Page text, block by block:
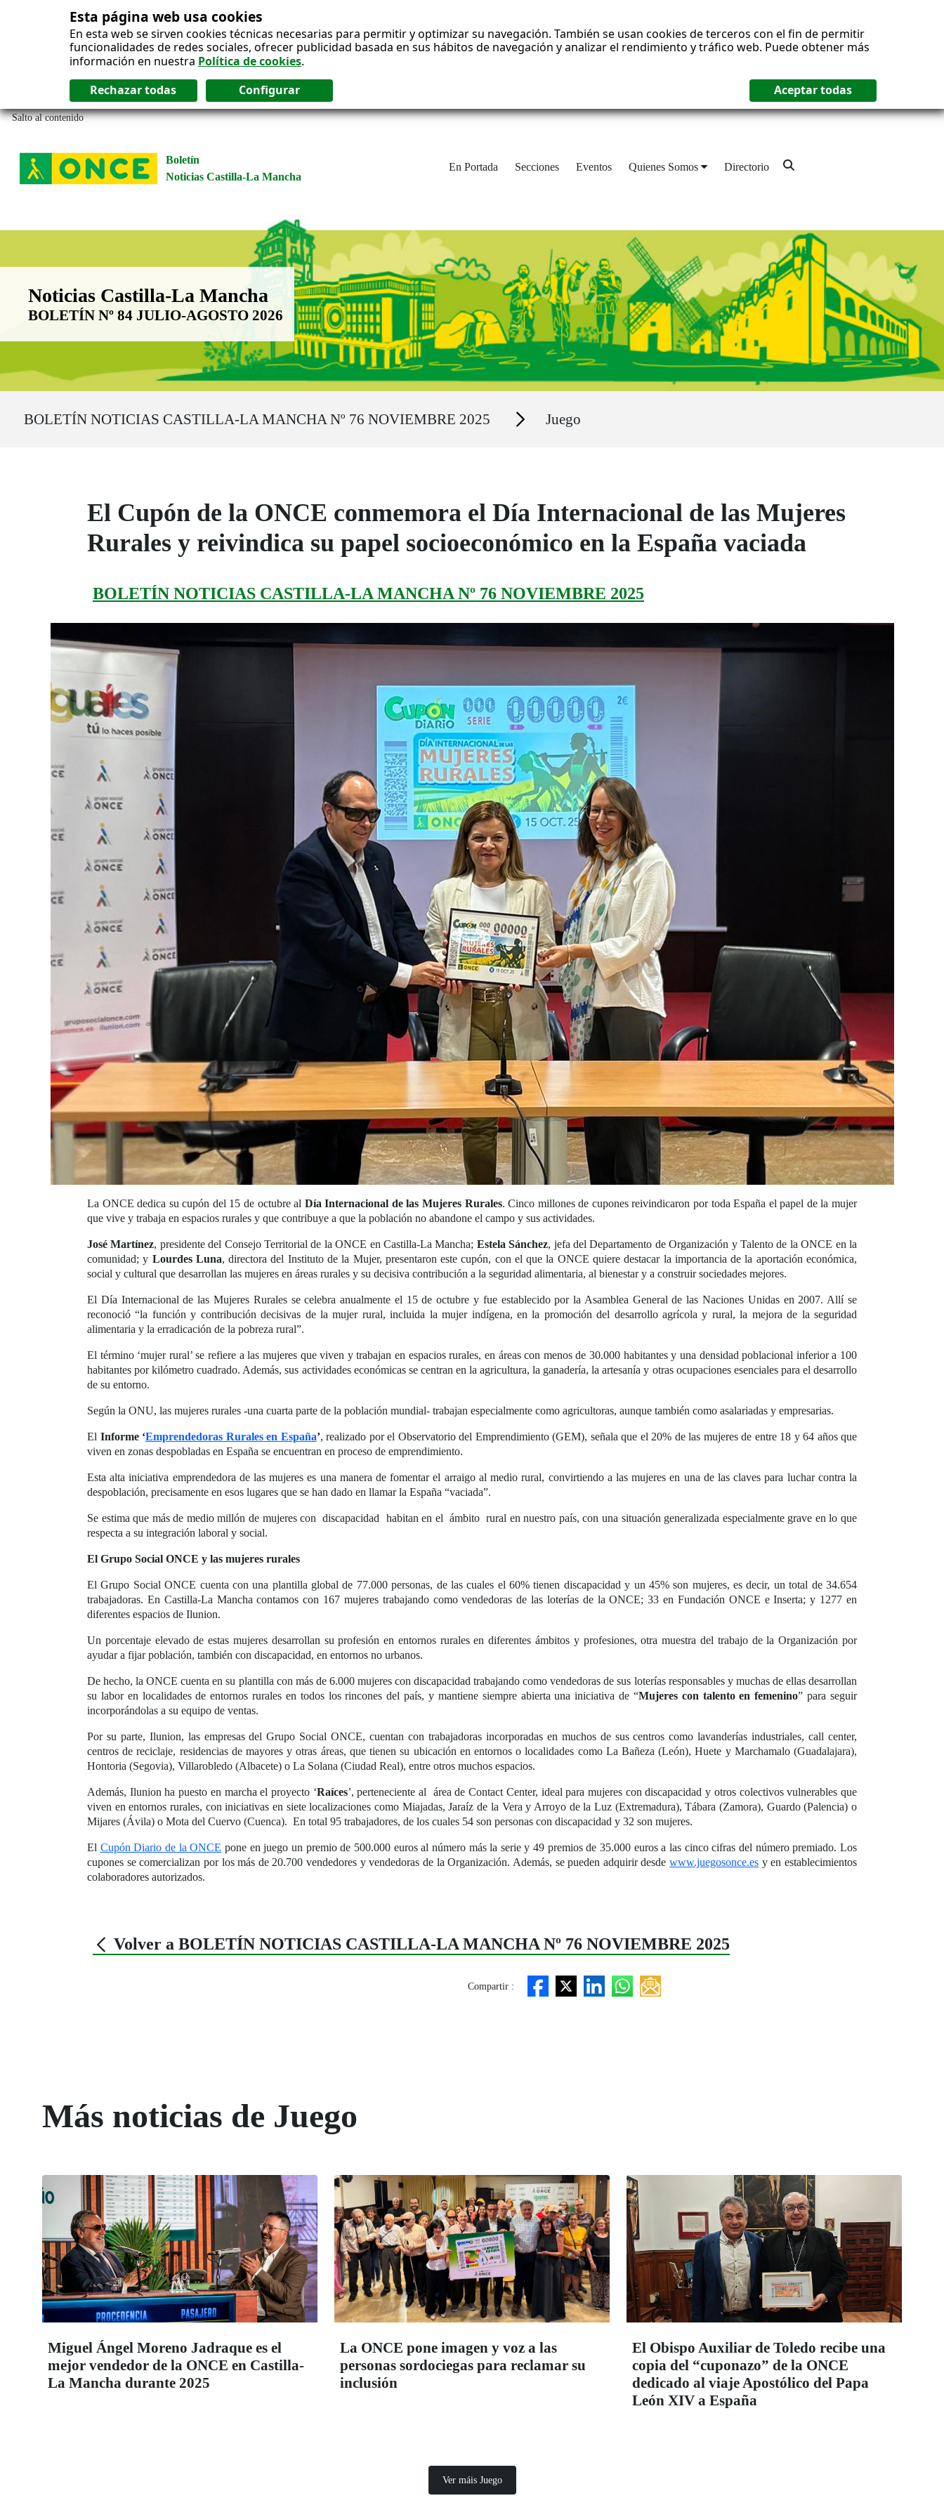
Esta página web usa cookies
En esta web se sirven cookies técnicas necesarias para permitir y optimizar su navegación. También se usan cookies de terceros con el fin de permitir
funcionalidades de redes sociales, ofrecer publicidad basada en sus hábitos de navegación y analizar el rendimiento y tráfico web. Puede obtener más
información en nuestra Política de cookies.
Salto al contenido
Boletín
Noticias Castilla-La Mancha
En Portada Secciones Eventos Quienes Somos Directorio
Boletín Noticias Castilla-La Mancha
Noticias Castilla-La Mancha
BOLETÍN Nº 84 JULIO-AGOSTO 2026
BOLETÍN NOTICIAS CASTILLA-LA MANCHA Nº 76 NOVIEMBRE 2025 Secciones Juego
El Cupón de la ONCE conmemora el Día Internacional de las Mujeres
Rurales y reivindica su papel socioeconómico en la España vaciada
BOLETÍN NOTICIAS CASTILLA-LA MANCHA Nº 76 NOVIEMBRE 2025
La ONCE dedica su cupón del 15 de octubre al Día Internacional de las Mujeres Rurales. Cinco millones de cupones reivindicaron por toda España el papel de la mujer
que vive y trabaja en espacios rurales y que contribuye a que la población no abandone el campo y sus actividades.
José Martínez, presidente del Consejo Territorial de la ONCE en Castilla-La Mancha; Estela Sánchez, jefa del Departamento de Organización y Talento de la ONCE en la
comunidad; y Lourdes Luna, directora del Instituto de la Mujer, presentaron este cupón, con el que la ONCE quiere destacar la importancia de la aportación económica,
social y cultural que desarrollan las mujeres en áreas rurales y su decisiva contribución a la seguridad alimentaria, al bienestar y a construir sociedades mejores.
El Día Internacional de las Mujeres Rurales se celebra anualmente el 15 de octubre y fue establecido por la Asamblea General de las Naciones Unidas en 2007. Allí se
reconoció “la función y contribución decisivas de la mujer rural, incluida la mujer indígena, en la promoción del desarrollo agrícola y rural, la mejora de la seguridad
alimentaria y la erradicación de la pobreza rural”.
El término ‘mujer rural’ se refiere a las mujeres que viven y trabajan en espacios rurales, en áreas con menos de 30.000 habitantes y una densidad poblacional inferior a 100
habitantes por kilómetro cuadrado. Además, sus actividades económicas se centran en la agricultura, la ganadería, la artesanía y otras ocupaciones esenciales para el desarrollo
de su entorno.
Según la ONU, las mujeres rurales -una cuarta parte de la población mundial- trabajan especialmente como agricultoras, aunque también como asalariadas y empresarias.
El Informe ‘Emprendedoras Rurales en España’, realizado por el Observatorio del Emprendimiento (GEM), señala que el 20% de las mujeres de entre 18 y 64 años que
viven en zonas despobladas en España se encuentran en proceso de emprendimiento.
Esta alta iniciativa emprendedora de las mujeres es una manera de fomentar el arraigo al medio rural, convirtiendo a las mujeres en una de las claves para luchar contra la
despoblación, precisamente en esos lugares que se han dado en llamar la España “vaciada”.
Se estima que más de medio millón de mujeres con discapacidad habitan en el ámbito rural en nuestro país, con una situación generalizada especialmente grave en lo que
respecta a su integración laboral y social.
El Grupo Social ONCE y las mujeres rurales
El Grupo Social ONCE cuenta con una plantilla global de 77.000 personas, de las cuales el 60% tienen discapacidad y un 45% son mujeres, es decir, un total de 34.654
trabajadoras. En Castilla-La Mancha contamos con 167 mujeres trabajando como vendedoras de las loterías de la ONCE; 33 en Fundación ONCE e Inserta; y 1277 en
diferentes espacios de Ilunion.
Un porcentaje elevado de estas mujeres desarrollan su profesión en entornos rurales en diferentes ámbitos y profesiones, otra muestra del trabajo de la Organización por
ayudar a fijar población, también con discapacidad, en entornos no urbanos.
De hecho, la ONCE cuenta en su plantilla con más de 6.000 mujeres con discapacidad trabajando como vendedoras de sus loterías responsables y muchas de ellas desarrollan
su labor en localidades de entornos rurales en todos los rincones del país, y mantiene siempre abierta una iniciativa de “Mujeres con talento en femenino” para seguir
incorporándolas a su equipo de ventas.
Por su parte, Ilunion, las empresas del Grupo Social ONCE, cuentan con trabajadoras incorporadas en muchos de sus centros como lavanderías industriales, call center,
centros de reciclaje, residencias de mayores y otras áreas, que tienen su ubicación en entornos o localidades como La Bañeza (León), Huete y Marchamalo (Guadalajara),
Hontoria (Segovia), Villarobledo (Albacete) o La Solana (Ciudad Real), entre otros muchos espacios.
Además, Ilunion ha puesto en marcha el proyecto ‘Raíces’, perteneciente al área de Contact Center, ideal para mujeres con discapacidad y otros colectivos vulnerables que
viven en entornos rurales, con iniciativas en siete localizaciones como Miajadas, Jaraíz de la Vera y Arroyo de la Luz (Extremadura), Tábara (Zamora), Guardo (Palencia) o
Mijares (Ávila) o Mota del Cuervo (Cuenca). En total 95 trabajadores, de los cuales 54 son personas con discapacidad y 32 son mujeres.
El Cupón Diario de la ONCE pone en juego un premio de 500.000 euros al número más la serie y 49 premios de 35.000 euros a las cinco cifras del número premiado. Los
cupones se comercializan por los más de 20.700 vendedores y vendedoras de la Organización. Además, se pueden adquirir desdewww.juegosonce.es y en establecimientos
colaboradores autorizados.
Volver a BOLETÍN NOTICIAS CASTILLA-LA MANCHA Nº 76 NOVIEMBRE 2025
Compartir :
Más noticias de Juego
Miguel Ángel Moreno Jadraque es el
mejor vendedor de la ONCE en Castilla-
La Mancha durante 2025
La ONCE pone imagen y voz a las
personas sordociegas para reclamar su
inclusión
El Obispo Auxiliar de Toledo recibe una
copia del “cuponazo” de la ONCE
dedicado al viaje Apostólico del Papa
León XIV a España
Ver máis Juego